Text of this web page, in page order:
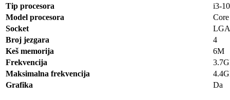
Tip procesora
i3-
Model procesora
Socket
Broj jezgara
4
Keš memorija
6M
Frekvencija
Maksimalna frekvencija
Grafika
Da